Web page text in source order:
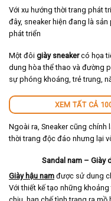
Với xu hướng thời trang phát
đây, sneaker hiện đang là
phát triển
Một đôi giày sneakercó họa
dung hòa thể thao và đường
sự phóng khoáng, trẻ trung,
XEM TẤT CẢ
Ngoài ra, Sneaker cũng chính
thời trang độc đáo nhưng lại
Sandal nam – Giày
Giày hậu nam được sử dung
Với thiết kế tạo những